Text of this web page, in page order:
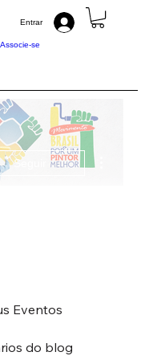
Associe-se
Entrar
Seguir
Eventos
do blog